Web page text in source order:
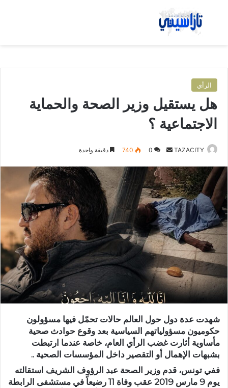
بحث عن
الرأي
هل يستقيل وزير الصحة والحماية
الاجتماعية ؟
TAZACITY
س
ل
ب
ر
ي
د
ا
ل
ك
ت
و
ن
ي
ا
0
740 دقيقة واحدة
شهدت عدة دول حول العالم حالات تحمّل فيها مسؤولون
حكوميون مسؤولياتهم السياسية بعد وقوع حوادث صحية
مأساوية أثارت غضب الرأي العام، خاصة عندما ارتبطت
بشبهات الإهمال أو التقصير داخل المؤسسات الصحية ..
ففي تونس، قدم وزير الصحة عبد الرؤوف الشريف استقالته
يوم 9 مارس 2019 عقب وفاة 11 رضيعاً في مستشفى الرابطة